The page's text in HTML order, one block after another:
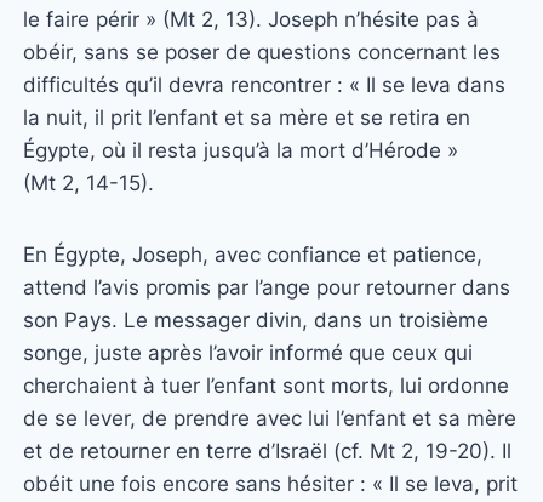
le faire périr » (Mt 2, 13). Joseph n’hésite pas à
obéir, sans se poser de questions concernant les
difficultés qu’il devra rencontrer : « Il se leva dans
la nuit, il prit l’enfant et sa mère et se retira en
Égypte, où il resta jusqu’à la mort d’Hérode »
(Mt 2, 14-15).
En Égypte, Joseph, avec confiance et patience,
attend l’avis promis par l’ange pour retourner dans
son Pays. Le messager divin, dans un troisième
songe, juste après l’avoir informé que ceux qui
cherchaient à tuer l’enfant sont morts, lui ordonne
de se lever, de prendre avec lui l’enfant et sa mère
et de retourner en terre d’Israël (cf. Mt 2, 19-20). Il
obéit une fois encore sans hésiter : « Il se leva, prit